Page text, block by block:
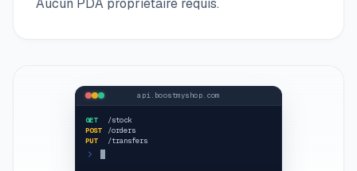
Aucun PDA propriétaire requis.
api.boostmyshop.com
GET
/stock
POST
/orders
PUT
/transfers